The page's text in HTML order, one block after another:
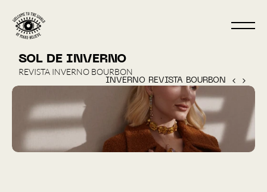
SOL DE INVERNO
REVISTA INVERNO BOURBON
INVERNO REVISTA BOURBON  ‹ ›